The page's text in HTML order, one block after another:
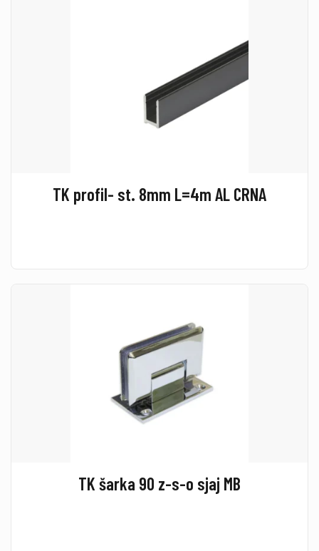
TK profil- st. 8mm L=4m AL CRNA
TK šarka 90 z-s-o sjaj MB